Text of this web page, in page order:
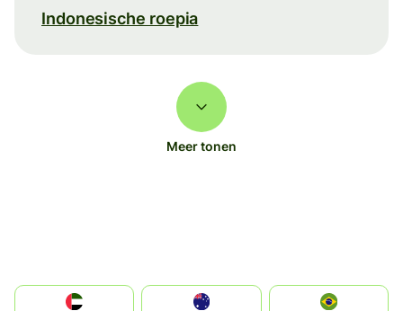
Indonesische roepia
Meer tonen
الإمارات العربية المتحدة